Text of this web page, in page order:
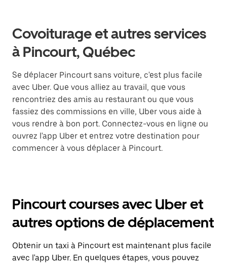
Covoiturage et autres services
à Pincourt, Québec
Se déplacer Pincourt sans voiture, c'est plus facile
avec Uber. Que vous alliez au travail, que vous
rencontriez des amis au restaurant ou que vous
fassiez des commissions en ville, Uber vous aide à
vous rendre à bon port. Connectez-vous en ligne ou
ouvrez l'app Uber et entrez votre destination pour
commencer à vous déplacer à Pincourt.
Pincourt courses avec Uber et
autres options de déplacement
Obtenir un taxi à Pincourt est maintenant plus facile
avec l'app Uber. En quelques étapes, vous pouvez